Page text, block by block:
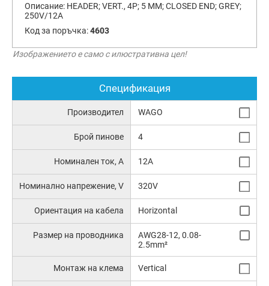
Описание: HEADER; VERT., 4P; 5 MM; CLOSED END; GREY;
250V/12A
Код за поръчка:4603
Изображението е само с илюстративна цел!
Спецификация
Производител WAGO
Брой пинове 4
Номинален ток, А 12A
Номинално напрежение, V 320V
Ориентация на кабела Horizontal
Размер на проводника
AWG28-12, 0.08-
2.5mm²
Монтаж на клема Vertical